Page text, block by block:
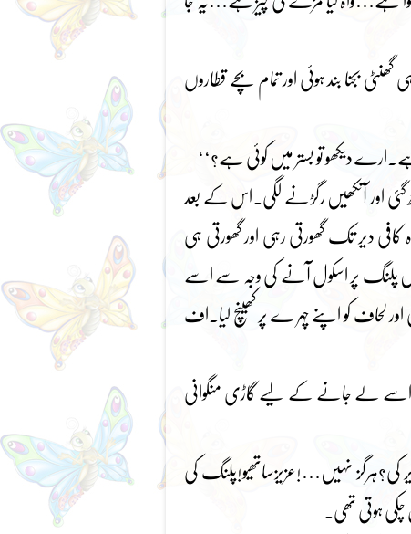
بجنا بند ہوئی اور تمام بچے قطاروں
دیکھو تو بستر میں کوئی ہے؟‘‘
گئی اور آنکھیں رگڑنے لگی۔اس کے بعد
دیر تک گھورتی رہی اور گھورتی ہی
پلنگ پر اسکول آنے کی وجہ سے اسے
لحاف کو اپنے چہر ے پر کھینچ لیا۔اف
تھا۔اسے لے جانے کے لیے گاڑی منگوانی
کی؟ہرگز نہیں…!عزیزساتھیو!پلنگ کی
ہوتی تھی۔